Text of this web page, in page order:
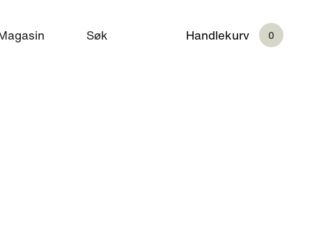
Søk Handlekurv 0